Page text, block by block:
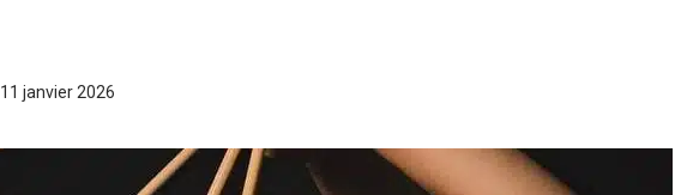
11 janvier 2026